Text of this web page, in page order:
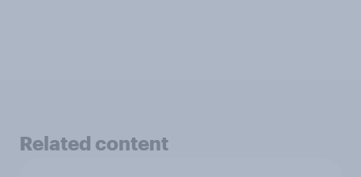
Related content